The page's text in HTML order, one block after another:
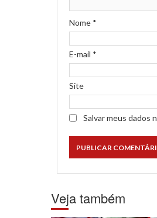
Nome *
E-mail *
Site
Salvar meus dados
Veja também